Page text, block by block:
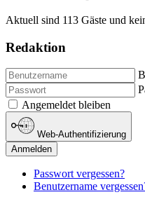
Aktuell sind 113 Gäste und
Redaktion
Angemeldet bleiben
Web-Authentifizierung
Anmelden
Passwort vergessen?
Benutzername